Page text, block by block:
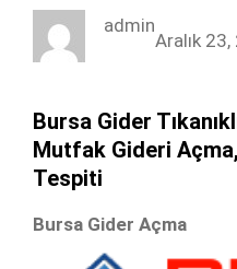
e
o
t
k
I
t
r
admin
Aralık
Bursa Gider
Mutfak Gideri
Tespiti
Bursa Gider Açma